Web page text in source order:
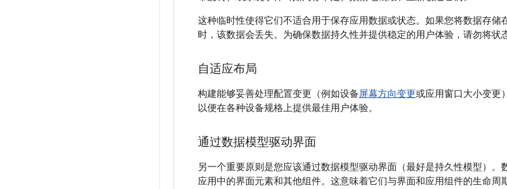
这种临时性使得它们不适合用于保存应用数据或状态。如果您将数据存储
时，该数据会丢失。为确保数据持久性并提供稳定的用户体验，请勿将状
自适应布局
构建能够妥善处理配置变更（例如设备屏幕方向变更或应用窗口大小变更
以便在各种设备规格上提供最佳用户体验。
通过数据模型驱动界面
另一个重要原则是您应该通过数据模型驱动界面（最好是持久性模型）
应用中的界面元素和其他组件。这意味着它们与界面和应用组件的生命周